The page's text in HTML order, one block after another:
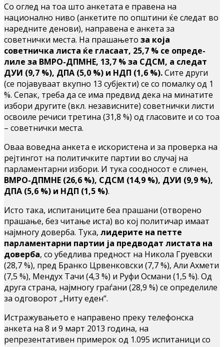
Со оглед на тоа што анкетата е правена на
национално ниво (анкетите по општини ќе следат во
наредните денови), направена е анкета за
советнички места. На прашањето за која
советничка листа ќе гласаат, 25,7 % се опреде-
лиле за ВМРО-ДПМНЕ, 13,7 % за СДСМ, а следат
ДУИ (9,7 %), ДПА (5,0 %) и НДП (1,6 %).Сите други
(се појавуваат вкупно 13 субјекти) се со помалку од 1
%. Сепак, треба да се има предвид дека на минатите
избори другите (вкл. независните) советнички листи
освоиле речиси третина (31,8 %) од гласовите и со тоа
– советнички места.
Оваа воведна анкета е искористена и за проверка на
рејтингот на политичките партии во случај на
парламентарни избори. И тука соодносот е сличен,
ВМРО-ДПМНЕ (26,6 %), СДСМ (14,9 %), ДУИ (9,9 %),
ДПА (5,6 %) и НДП (1,5 %).
Исто така, испитаниците беа прашани (отворено
прашање, без читање иста) во кој политичар имаат
најмногу доверба. Тука, лидерите на петте
парламентарни партии ја предводат листата на
доверба, со убедлива предност на Никола Груевски
(28,7 %), пред Бранко Црвенковски (7,7 %), Али Ахмети
(7,5 %), Мендух Тачи (4,3 %) и Руфи Османи (1,5 %). Од
друга страна, најмногу граѓани (28,9 %) се определиле
за одговорот „Ниту еден“.
Истражувањето е направено преку телефонска
анкета на 8 и 9 март 2013 година, на
репрезентативен примерок од 1.095 испитаници со